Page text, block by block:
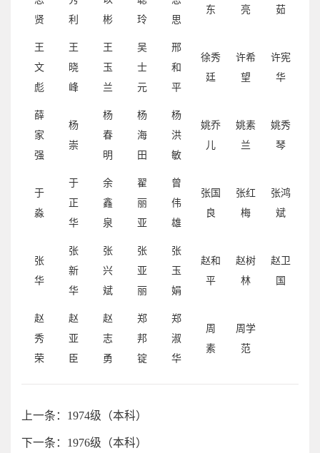
贤
利
彬
玲
思
东
亮
茹
王
文
彪
王
晓
峰
王
玉
兰
吴
士
元
邢
和
平
徐秀
廷
许希
望
许宪
华
薛
家
强
杨
崇
杨
春
明
杨
海
田
杨
洪
敏
姚乔
儿
姚素
兰
姚秀
琴
于
淼
于
正
华
余
鑫
泉
翟
丽
亚
曾
伟
雄
张国
良
张红
梅
张鸿
斌
张
华
张
新
华
张
兴
斌
张
亚
丽
张
玉
娟
赵和
平
赵树
林
赵卫
国
赵
秀
荣
赵
亚
臣
赵
志
勇
郑
邦
锭
郑
淑
华
周
素
周学
范
上一条：1974级（本科）
下一条：1976级（本科）